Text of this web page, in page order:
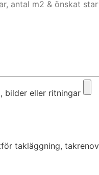
bilder eller ritningar
takläggning,